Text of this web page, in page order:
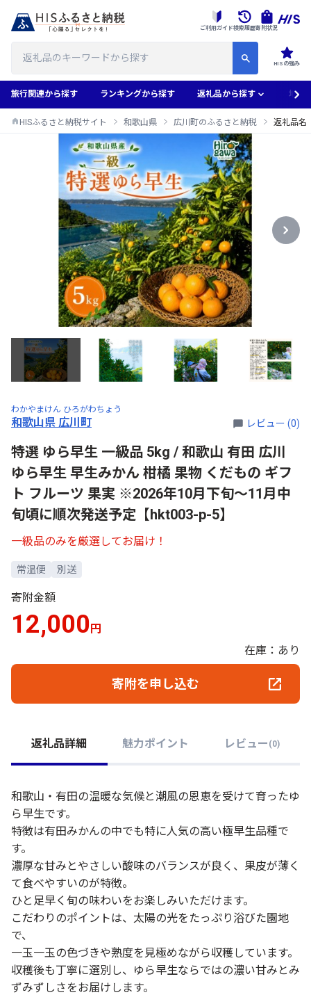
HISの強み
ご利用ガイド検索履歴寄附状況
旅行関連から探す ランキングから探す 返礼品から探す 地域
HISふるさと納税サイト 和歌山県 広川町のふるさと納税 返礼品名
わかやまけん ひろがわちょう
和歌山県 広川町 レビュー (0)
特選 ゆら早生 一級品 5kg / 和歌山 有田 広川
ゆら早生 早生みかん 柑橘 果物 くだもの ギフ
ト フルーツ 果実 ※2026年10月下旬～11月中
旬頃に順次発送予定【hkt003-p-5】
一級品のみを厳選してお届け！
常温便 別送
寄附金額
12,000 円
在庫：あり
寄附を申し込む
返礼品詳細 魅力ポイント レビュー (0)
和歌山・有田の温暖な気候と潮風の恩恵を受けて育ったゆ
ら早生です。
特徴は有田みかんの中でも特に人気の高い極早生品種で
す。
濃厚な甘みとやさしい酸味のバランスが良く、果皮が薄く
て食べやすいのが特徴。
ひと足早く旬の味わいをお楽しみいただけます。
こだわりのポイントは、太陽の光をたっぷり浴びた園地
で、
一玉一玉の色づきや熟度を見極めながら収穫しています。
収穫後も丁寧に選別し、ゆら早生ならではの濃い甘みとみ
ずみずしさをお届けします。